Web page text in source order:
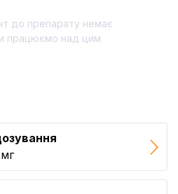
до препарату немає
працюємо над цим